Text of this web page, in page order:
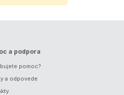
a podpora
pomoc?
a odpovede